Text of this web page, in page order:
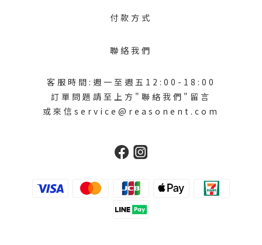
付款方式
聯絡我們
客服時間:週一至週五12:00-18:00
訂單問題請至上方"聯絡我們"留言
或來信service@reasonent.com